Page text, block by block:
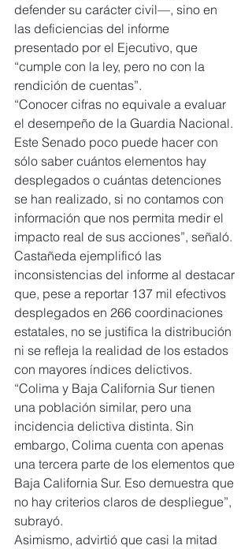
defender su carácter civil—, sino en
las deficiencias del informe
presentado por el Ejecutivo, que
“cumple con la ley, pero no con la
rendición de cuentas”.
“Conocer cifras no equivale a evaluar
el desempeño de la Guardia Nacional.
Este Senado poco puede hacer con
sólo saber cuántos elementos hay
desplegados o cuántas detenciones
se han realizado, si no contamos con
información que nos permita medir el
impacto real de sus acciones”, señaló.
Castañeda ejemplificó las
inconsistencias del informe al destacar
que, pese a reportar 137 mil efectivos
desplegados en 266 coordinaciones
estatales, no se justifica la distribución
ni se refleja la realidad de los estados
con mayores índices delictivos.
“Colima y Baja California Sur tienen
una población similar, pero una
incidencia delictiva distinta. Sin
embargo, Colima cuenta con apenas
una tercera parte de los elementos que
Baja California Sur. Eso demuestra que
no hay criterios claros de despliegue”,
subrayó.
Asimismo, advirtió que casi la mitad